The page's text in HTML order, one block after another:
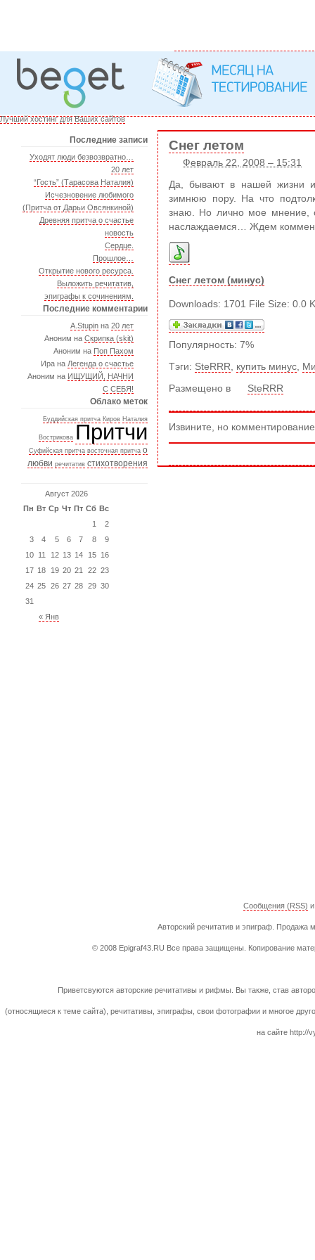
Лучший хостинг для Ваших сайтов
Последние записи
Уходят люди безвозвратно…
20 лет
“Гость” (Тарасова Наталия)
Исчезновение любимого
(Притча от Дарьи Овсянкиной)
Древняя притча о счастье
новость
Сердце.
Прошлое…
Открытие нового ресурса.
Выложить речитатив,
эпиграфы к сочинениям.
Последние комментарии
A.Stupin на 20 лет
Аноним на Скрипка (skit)
Аноним на Поп Пахом
Ира на Легенда о счастье
Аноним на ИЩУЩИЙ, НАЧНИ
С СЕБЯ!
Облако меток
Буддийская притча Киров Наталия
Вострикова Притчи
Суфийская притча восточная притча о
любви речитатив стихотворения
Август 2026
Пн Вт Ср Чт Пт Сб Вс
« Янв
1
2
3
4 5 6 7 8
9
10 11 12 13 14 15 16
17 18 19 20 21 22 23
24 25 26 27 28 29 30
31
Снег летом
Февраль 22, 2008 – 15:31
Да, бывают в нашей жизни
зимнюю пору. На что
знаю. Но лично мое мнение,
наслаждаемся… Ждем
Снег летом (минус)
Downloads: 1701 File Size: 0.0
Популярность: 7%
Тэги: SteRRR, купить минус,
Размещено в SteRRR
Извините, но
Сообщения (RSS)
Авторский речитатив и эпиграф. Продажа
© 2008 Epigraf43.RU Все права защищены. Копирование
Приветсвуются авторские речитативы и рифмы. Вы также, став
(относящиеся к теме сайта), речитативы, эпиграфы, свои фотографии и многое
на сайте http://